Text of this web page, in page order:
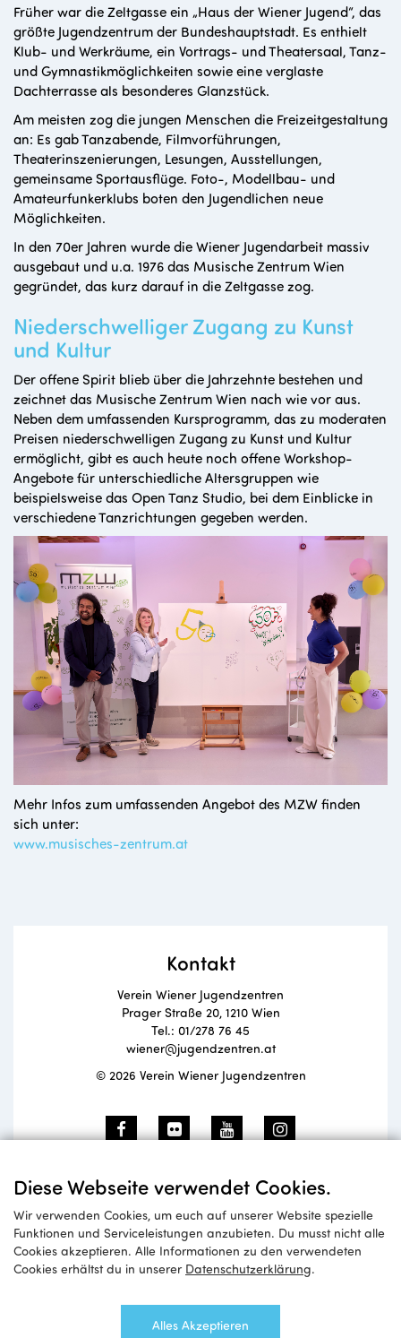
Diese Webseite verwendet Cookies.
Wir verwenden Cookies, um euch auf unserer Website spezielle
Funktionen und Serviceleistungen anzubieten. Du musst nicht alle
Cookies akzeptieren. Alle Informationen zu den verwendeten
Cookies erhältst du in unserer Datenschutzerklärung.
Alles Akzeptieren
Früher war die Zeltgasse ein „Haus der Wiener Jugend“, das
größte Jugendzentrum der Bundeshauptstadt. Es enthielt
Klub- und Werkräume, ein Vortrags- und Theatersaal, Tanz-
und Gymnastikmöglichkeiten sowie eine verglaste
Dachterrasse als besonderes Glanzstück.
Am meisten zog die jungen Menschen die Freizeitgestaltung
an: Es gab Tanzabende, Filmvorführungen,
Theaterinszenierungen, Lesungen, Ausstellungen,
gemeinsame Sportausflüge. Foto-, Modellbau- und
Amateurfunkerklubs boten den Jugendlichen neue
Möglichkeiten.
In den 70er Jahren wurde die Wiener Jugendarbeit massiv
ausgebaut und u.a. 1976 das Musische Zentrum Wien
gegründet, das kurz darauf in die Zeltgasse zog.
Niederschwelliger Zugang zu Kunst
und Kultur
Der offene Spirit blieb über die Jahrzehnte bestehen und
zeichnet das Musische Zentrum Wien nach wie vor aus.
Neben dem umfassenden Kursprogramm, das zu moderaten
Preisen niederschwelligen Zugang zu Kunst und Kultur
ermöglicht, gibt es auch heute noch offene Workshop-
Angebote für unterschiedliche Altersgruppen wie
beispielsweise das Open Tanz Studio, bei dem Einblicke in
verschiedene Tanzrichtungen gegeben werden.
Mehr Infos zum umfassenden Angebot des MZW finden
sich unter:
www.musisches-zentrum.at
Kontakt
Verein Wiener Jugendzentren
Prager Straße 20, 1210 Wien
Tel.: 01/278 76 45
wiener@jugendzentren.at
© 2026 Verein Wiener Jugendzentren
Newsletteranmeldung
Anmelden